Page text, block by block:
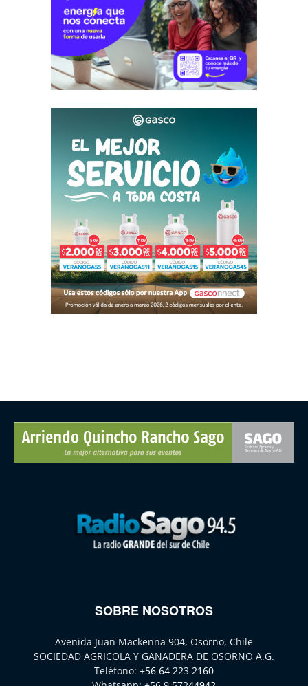
SOBRE NOSOTROS
Avenida Juan Mackenna 904, Osorno, Chile
SOCIEDAD AGRICOLA Y GANADERA DE OSORNO A.G.
Teléfono: +56 64 223 2160